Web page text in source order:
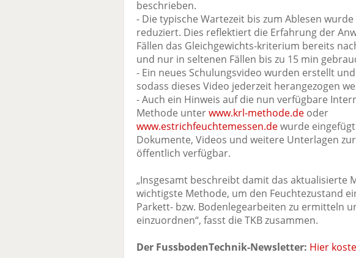
beschrieben.
- Die typische Wartezeit bis zum Ablesen
reduziert. Dies reflektiert die Erfahrung der
Fällen das Gleichgewichts-kriterium bereits
und nur in seltenen Fällen bis zu 15 min
- Ein neues Schulungsvideo wurden erstellt
sodass dieses Video jederzeit herangezogen
- Auch ein Hinweis auf die nun verfügbare
Methode unterwww.krl-methode.de oder
www.estrichfeuchtemessen.dewurde
Dokumente, Videos und weitere Unterlagen
öffentlich verfügbar.
„Insgesamt beschreibt damit das aktualisierte
wichtigste Methode, um den Feuchtezustand
Parkett- bzw. Bodenlegearbeiten zu ermitteln
einzuordnen“, fasst die TKB zusammen.
Der FussbodenTechnik-Newsletter: Hier